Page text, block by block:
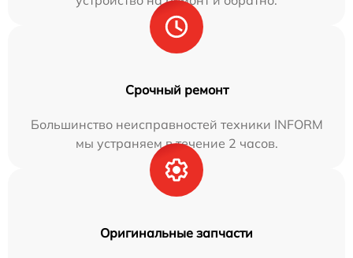
Срочный ремонт
Большинство неисправностей техники INFORM
мы устраняем в течение 2 часов.
Оригинальные запчасти